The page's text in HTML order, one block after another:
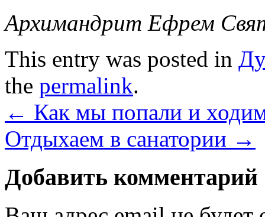
Архимандрит Ефрем
This entry was posted in
the permalink.
← Как мы попали и
Отдыхаем в санатории →
Добавить комментарий